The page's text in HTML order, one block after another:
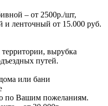
– от 2500р./шт,
и ленточный от 15.000 руб.
вырубка
путей.
или бани
по Вашим пожеланиям.